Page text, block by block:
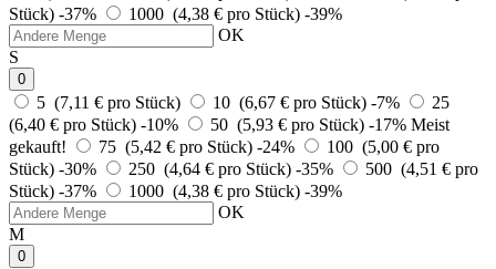
Stück) -37% 1000 (4,38 € pro Stück) -39%
OK
S
0
5 (7,11 € pro Stück) 10 (6,67 € pro Stück) -7%
25
(6,40 € pro Stück) -10% 50 (5,93 € pro Stück) -17% Meist
gekauft!
75 (5,42 € pro Stück) -24%
100 (5,00 € pro
Stück) -30% 250 (4,64 € pro Stück) -35%
500 (4,51 € pro
Stück) -37% 1000 (4,38 € pro Stück) -39%
OK
M
0